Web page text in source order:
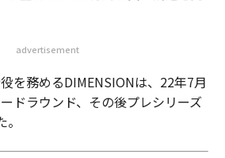
advertisement
を務めるDIMENSIONは、22年7月
ドラウンド、その後プレシリーズ